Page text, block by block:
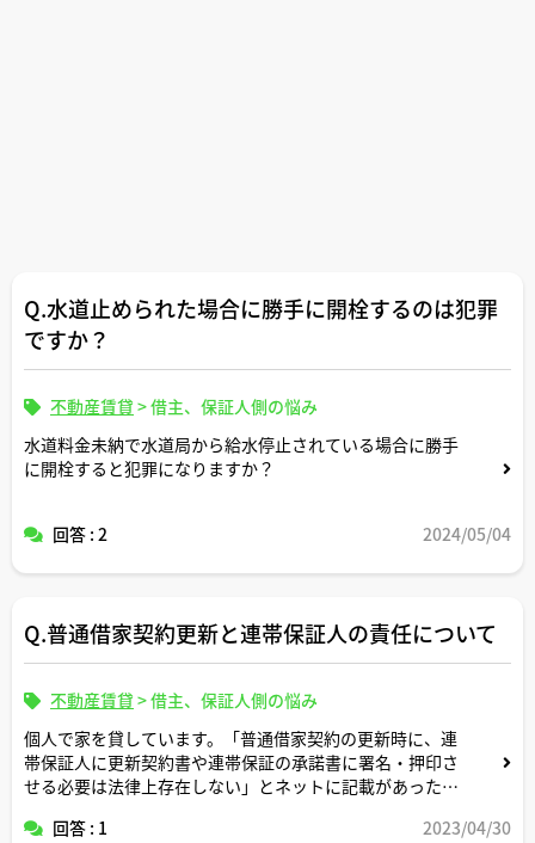
Q.水道止められた場合に勝手に開栓するのは犯罪
ですか？
不動産賃貸 >借主、保証人側の悩み
水道料金未納で水道局から給水停止されている場合に勝手
に開栓すると犯罪になりますか？
回答 : 2 2024/05/04
Q.普通借家契約更新と連帯保証人の責任について
不動産賃貸 >借主、保証人側の悩み
個人で家を貸しています。「普通借家契約の更新時に、連
帯保証人に更新契約書や連帯保証の承諾書に署名・押印さ
せる必要は法律上存在しない」とネットに記載があったの
署名・押印しなくても更新後も責任を負い続けるというこ
回答 : 1 2023/04/30